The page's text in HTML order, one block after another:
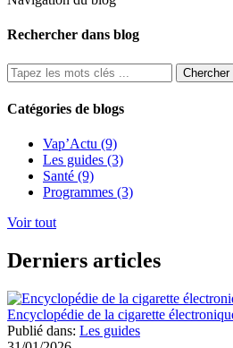
Rechercher dans blog
Catégories de blogs
Vap’Actu (9)
Les guides (3)
Santé (9)
Programmes (3)
Voir tout
Derniers articles
Encyclopédie de la cigarette
Publié dans: Les guides